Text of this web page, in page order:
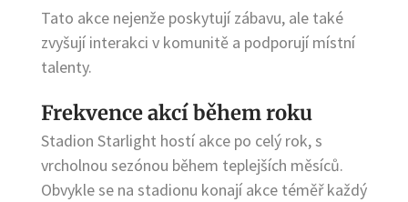
Tato akce nejenže poskytují zábavu, ale také
zvyšují interakci v komunitě a podporují místní
talenty.
Frekvence akcí během roku
Stadion Starlight hostí akce po celý rok, s
vrcholnou sezónou během teplejších měsíců.
Obvykle se na stadionu konají akce téměř každý